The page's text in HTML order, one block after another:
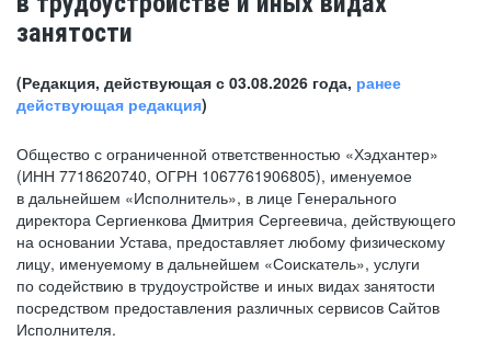
занятости
(Редакция, действующая с 03.08.2026 года, ранее
действующая редакция)
Общество с ограниченной ответственностью «Хэдхантер»
(ИНН 7718620740, ОГРН 1067761906805), именуемое
в дальнейшем «Исполнитель», в лице Генерального
директора Сергиенкова Дмитрия Сергеевича, действующего
на основании Устава, предоставляет любому физическому
лицу, именуемому в дальнейшем «Соискатель», услуги
по содействию в трудоустройстве и иных видах занятости
посредством предоставления различных сервисов Сайтов
Исполнителя.